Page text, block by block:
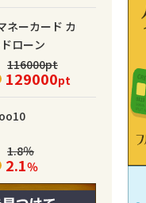
ネーカード カ
ローン
116000pt
129000pt
1.8％
2.1％